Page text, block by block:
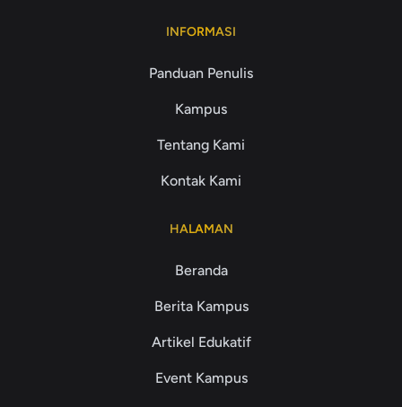
INFORMASI
Panduan Penulis
Kampus
Tentang Kami
Kontak Kami
HALAMAN
Beranda
Berita Kampus
Artikel Edukatif
Event Kampus